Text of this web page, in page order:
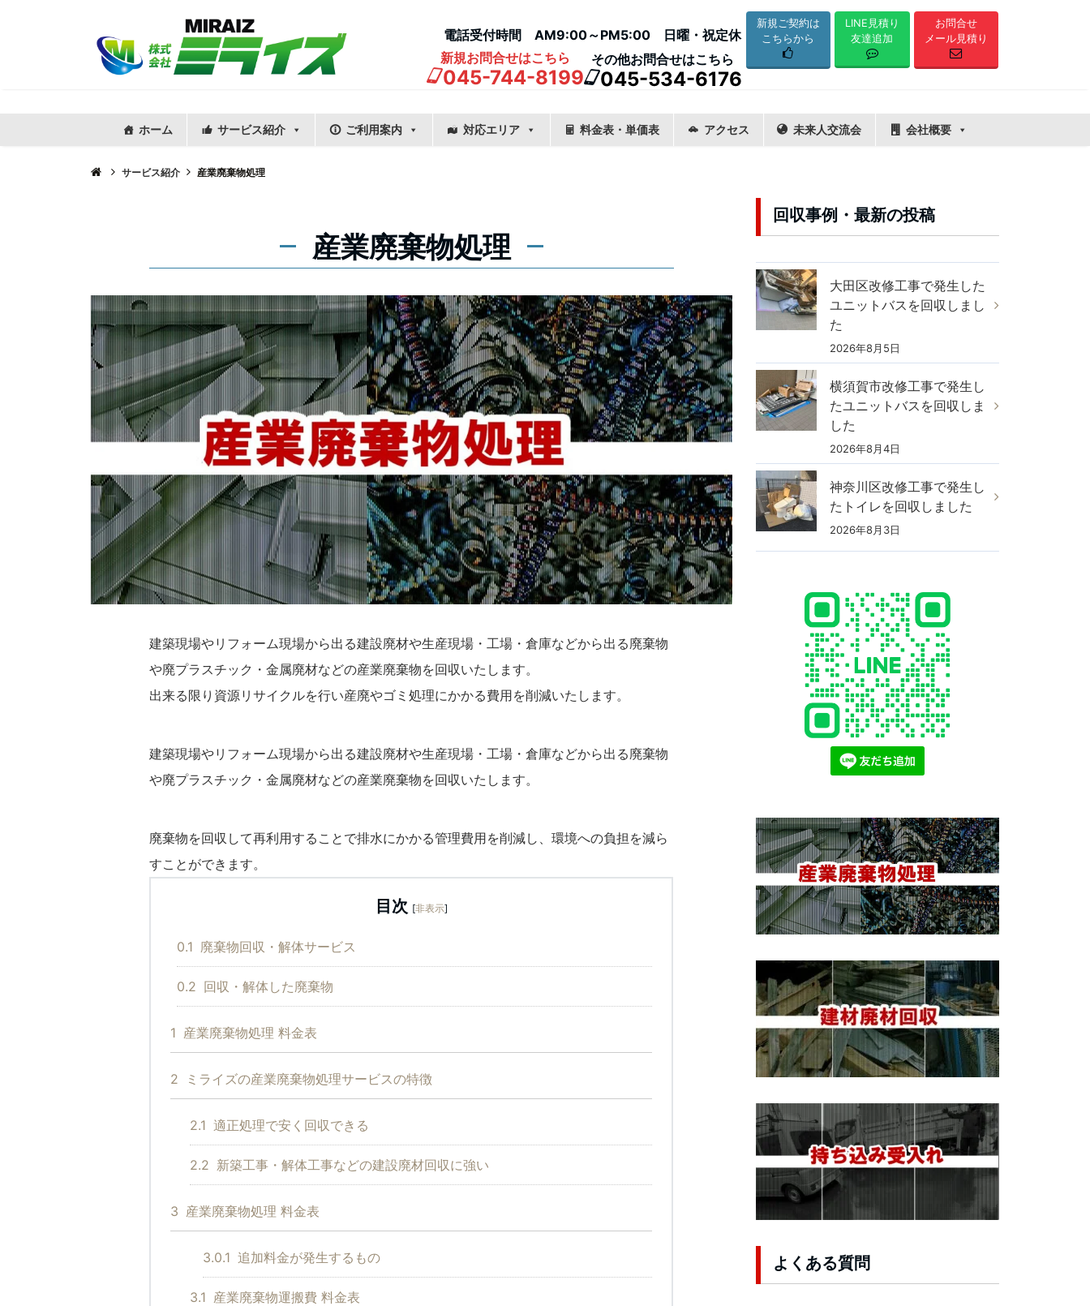
電話受付時間 AM9:00～PM5:00 日曜・祝定休
新規お問合せはこちら
045-744-8199
その他お問合せはこちら
045-534-6176
新規ご契約は
こちらから
LINE見積り
友達追加
お問合せ
メール見積り
ホーム サービス紹介 ご利用案内 対応エリア 料金表・単価表 アクセス 未来人交流会 会社概要
サービス紹介 産業廃棄物処理
産業廃棄物処理
建築現場やリフォーム現場から出る建設廃材や生産現場・工場・倉庫などから出る廃棄物
や廃プラスチック・金属廃材などの産業廃棄物を回収いたします。
出来る限り資源リサイクルを行い産廃やゴミ処理にかかる費用を削減いたします。
建築現場やリフォーム現場から出る建設廃材や生産現場・工場・倉庫などから出る廃棄物
や廃プラスチック・金属廃材などの産業廃棄物を回収いたします。
廃棄物を回収して再利用することで排水にかかる管理費用を削減し、環境への負担を減ら
すことができます。
目次 [非表示]
0.1 廃棄物回収・解体サービス
0.2 回収・解体した廃棄物
1 産業廃棄物処理 料金表
2 ミライズの産業廃棄物処理サービスの特徴
2.1 適正処理で安く回収できる
2.2 新築工事・解体工事などの建設廃材回収に強い
3 産業廃棄物処理 料金表
3.0.1 追加料金が発生するもの
3.1 産業廃棄物運搬費 料金表
回収事例・最新の投稿
大田区改修工事で発生した
ユニットバスを回収しまし
た
2026年8月5日
横須賀市改修工事で発生し
たユニットバスを回収しま
した
2026年8月4日
神奈川区改修工事で発生し
たトイレを回収しました
2026年8月3日
よくある質問